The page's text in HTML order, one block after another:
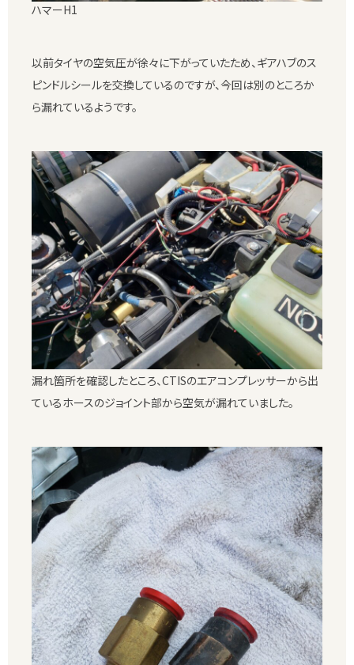
ハマーH1
以前タイヤの空気圧が徐々に下がっていたため、ギアハブのス
ピンドルシールを交換しているのですが、今回は別のところか
ら漏れているようです。
漏れ箇所を確認したところ、CTISのエアコンプレッサーから出
ているホースのジョイント部から空気が漏れていました。